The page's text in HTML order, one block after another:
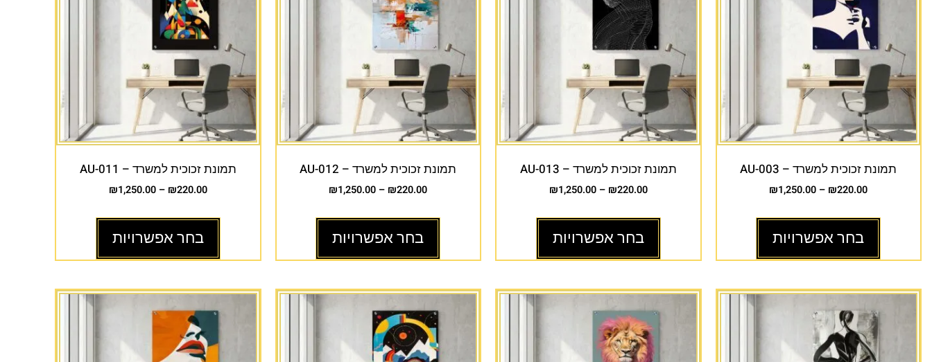
תמונת זכוכית למשרד – AU-003
₪220.00
–
₪1,250.00
בחר אפשרויות
תמונת זכוכית למשרד – AU-013
₪220.00
–
₪1,250.00
בחר אפשרויות
תמונת זכוכית למשרד – AU-012
₪220.00
–
₪1,250.00
בחר אפשרויות
תמונת זכוכית למשרד – AU-011
₪220.00
–
₪1,250.00
בחר אפשרויות